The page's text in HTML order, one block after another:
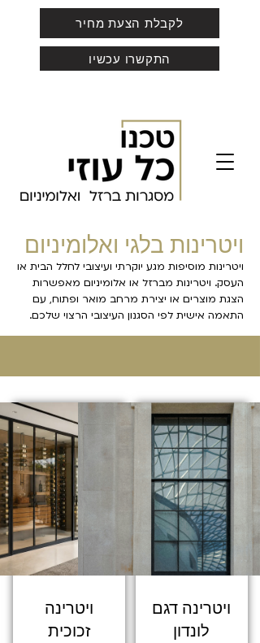
לקבלת הצעת מחיר
התקשרו עכשיו
ויטרינות בלגי ואלומיניום
ויטרינות מוסיפות מגע יוקרתי ועיצובי לחלל הבית או
העסק. ויטרינות מברזל או אלומיניום מאפשרות
הצגת מוצרים או יצירת מרחב מואר ופתוח, עם
התאמה אישית לפי הסגנון העיצובי הרצוי שלכם.
ויטרינה
זכוכית
ויטרינה דגם
לונדון